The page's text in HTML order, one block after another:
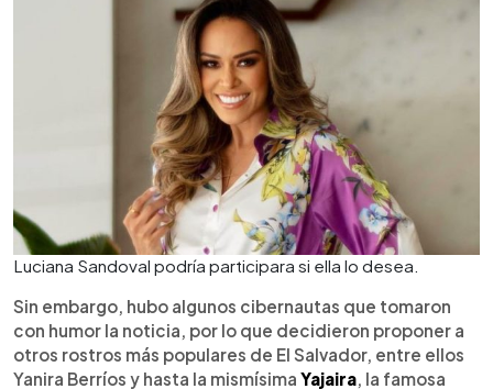
Luciana Sandoval podría participara si ella lo desea.
Sin embargo, hubo algunos cibernautas que tomaron
con humor la noticia, por lo que decidieron proponer a
otros rostros más populares de El Salvador, entre ellos
Yanira Berríos y hasta la mismísima Yajaira, la famosa